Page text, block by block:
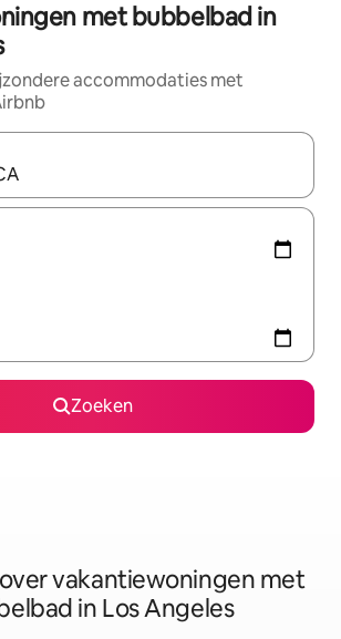
met bubbelbad in
accommodaties met
beschikbaar zijn, maak je een keuze
Zoeken
vakantiewoningen met
in Los Angeles